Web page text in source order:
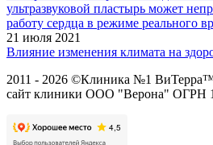
ультразвуковой пластырь может
работу сердца в режиме реального
21 июля 2021
Влияние изменения климата на
2011 - 2026 ©Клиника №1
сайт клиники ООО "Верона" ОГРН